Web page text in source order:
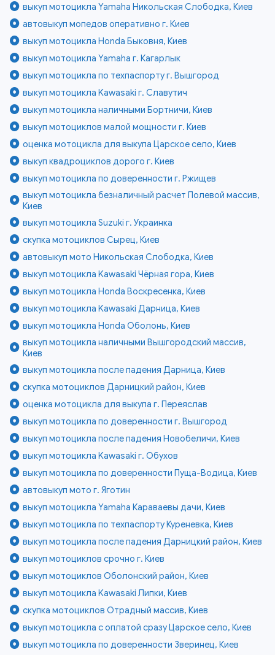
выкуп мотоцикла Yamaha Никольская Слободка, Киев
автовыкуп мопедов оперативно г. Киев
выкуп мотоцикла Honda Быковня, Киев
выкуп мотоцикла Yamaha г. Кагарлык
выкуп мотоцикла по техпаспорту г. Вышгород
выкуп мотоцикла Kawasaki г. Славутич
выкуп мотоцикла наличными Бортничи, Киев
выкуп мотоциклов малой мощности г. Киев
оценка мотоцикла для выкупа Царское село, Киев
выкуп квадроциклов дорого г. Киев
выкуп мотоцикла по доверенности г. Ржищев
выкуп мотоцикла безналичный расчет Полевой массив,
Киев
выкуп мотоцикла Suzuki г. Украинка
скупка мотоциклов Сырец, Киев
автовыкуп мото Никольская Слободка, Киев
выкуп мотоцикла Kawasaki Чёрная гора, Киев
выкуп мотоцикла Honda Воскресенка, Киев
выкуп мотоцикла Kawasaki Дарница, Киев
выкуп мотоцикла Honda Оболонь, Киев
выкуп мотоцикла наличными Вышгородский массив,
Киев
выкуп мотоцикла после падения Дарница, Киев
скупка мотоциклов Дарницкий район, Киев
оценка мотоцикла для выкупа г. Переяслав
выкуп мотоцикла по доверенности г. Вышгород
выкуп мотоцикла после падения Новобеличи, Киев
выкуп мотоцикла Kawasaki г. Обухов
выкуп мотоцикла по доверенности Пуща-Водица, Киев
автовыкуп мото г. Яготин
выкуп мотоцикла Yamaha Караваевы дачи, Киев
выкуп мотоцикла по техпаспорту Куреневка, Киев
выкуп мотоцикла после падения Дарницкий район, Киев
выкуп мотоциклов срочно г. Киев
выкуп мотоциклов Оболонский район, Киев
выкуп мотоцикла Kawasaki Липки, Киев
скупка мотоциклов Отрадный массив, Киев
выкуп мотоцикла с оплатой сразу Царское село, Киев
выкуп мотоцикла по доверенности Зверинец, Киев